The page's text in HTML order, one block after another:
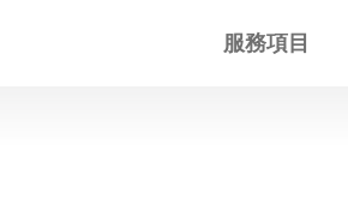
服務項目